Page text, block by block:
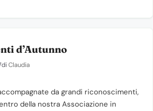
d’Autunno
diClaudia
da grandi riconoscimenti,
della nostra Associazione in